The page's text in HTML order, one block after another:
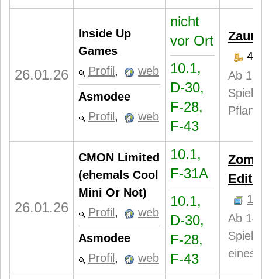
26.01.26
Inside Up
Games
Profil ,
web
Asmodee
Profil , web
nicht
vor Ort
10.1,
D-30,
F-28,
F-43
Ab 12
26.01.26
CMON Limited
(ehemals Cool
Mini Or Not)
Profil ,
web
Asmodee
Profil , web
10.1,
F-31A
10.1,
D-30,
F-28,
F-43
1
Ab 14
eines